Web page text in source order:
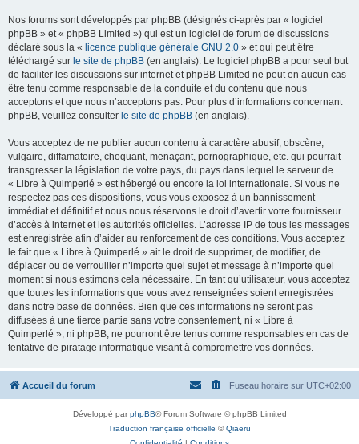
Nos forums sont développés par phpBB (désignés ci-après par « logiciel
phpBB » et « phpBB Limited ») qui est un logiciel de forum de discussions
déclaré sous la « licence publique générale GNU 2.0 » et qui peut être
téléchargé sur le site de phpBB (en anglais). Le logiciel phpBB a pour seul but
de faciliter les discussions sur internet et phpBB Limited ne peut en aucun cas
être tenu comme responsable de la conduite et du contenu que nous
acceptons et que nous n’acceptons pas. Pour plus d’informations concernant
phpBB, veuillez consulter le site de phpBB (en anglais).
Vous acceptez de ne publier aucun contenu à caractère abusif, obscène,
vulgaire, diffamatoire, choquant, menaçant, pornographique, etc. qui pourrait
transgresser la législation de votre pays, du pays dans lequel le serveur de
« Libre à Quimperlé » est hébergé ou encore la loi internationale. Si vous ne
respectez pas ces dispositions, vous vous exposez à un bannissement
immédiat et définitif et nous nous réservons le droit d’avertir votre fournisseur
d’accès à internet et les autorités officielles. L’adresse IP de tous les messages
est enregistrée afin d’aider au renforcement de ces conditions. Vous acceptez
le fait que « Libre à Quimperlé » ait le droit de supprimer, de modifier, de
déplacer ou de verrouiller n’importe quel sujet et message à n’importe quel
moment si nous estimons cela nécessaire. En tant qu’utilisateur, vous acceptez
que toutes les informations que vous avez renseignées soient enregistrées
dans notre base de données. Bien que ces informations ne seront pas
diffusées à une tierce partie sans votre consentement, ni « Libre à
Quimperlé », ni phpBB, ne pourront être tenus comme responsables en cas de
tentative de piratage informatique visant à compromettre vos données.
Accueil du forum Fuseau horaire sur UTC+02:00
Développé parphpBB® Forum Software © phpBB Limited
Traduction française officielle ©Qiaeru